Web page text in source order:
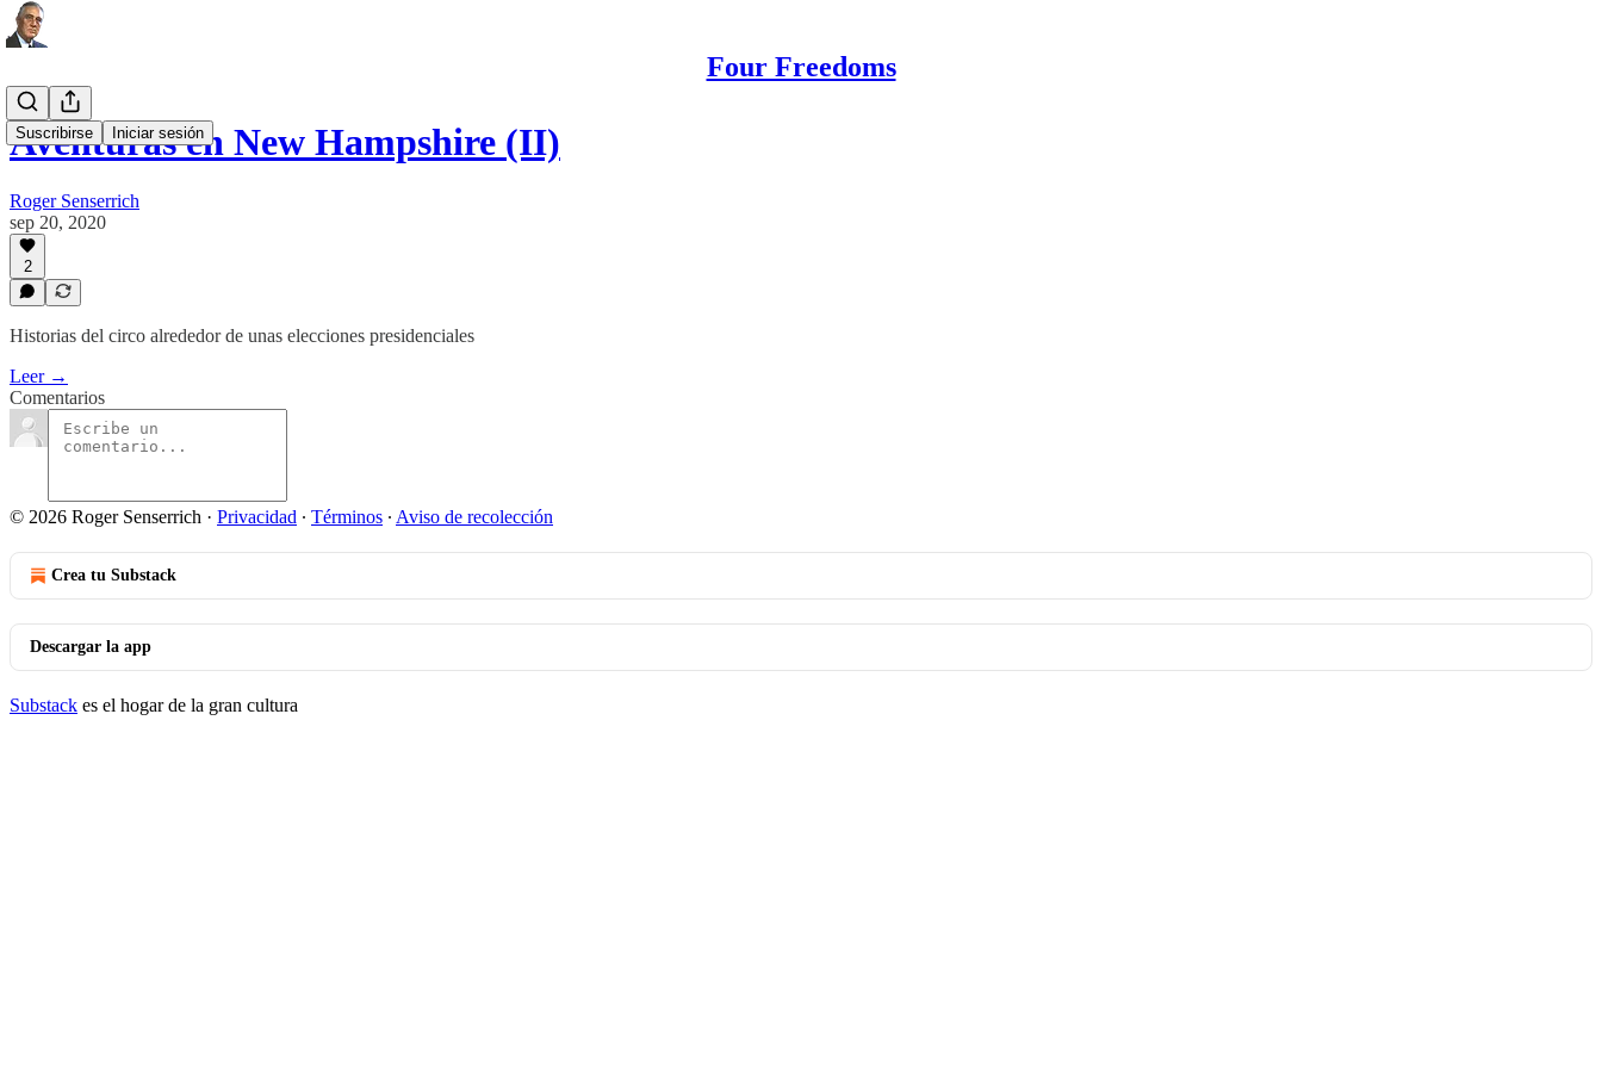
Four Freedoms
Suscribirse Iniciar sesión
Aventuras en New Hampshire (II)
Roger Senserrich
sep 20, 2020
2
Historias del circo alrededor de unas elecciones presidenciales
Leer →
Comentarios
© 2026 Roger Senserrich · Privacidad ∙ Términos ∙ Aviso de recolección
Crea tu Substack
Descargar la app
Substack es el hogar de la gran cultura